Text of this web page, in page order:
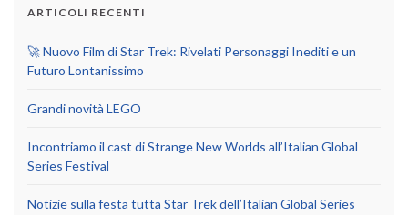
ARTICOLI RECENTI
🚀 Nuovo Film di Star Trek: Rivelati Personaggi Inediti e un
Futuro Lontanissimo
Grandi novità LEGO
Incontriamo il cast di Strange New Worlds all’Italian Global
Series Festival
Notizie sulla festa tutta Star Trek dell’Italian Global Series